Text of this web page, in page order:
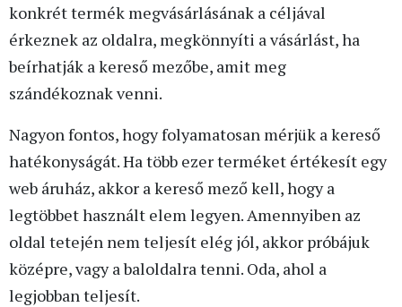
konkrét termék megvásárlásának a céljával
érkeznek az oldalra, megkönnyíti a vásárlást, ha
beírhatják a kereső mezőbe, amit meg
szándékoznak venni.
Nagyon fontos, hogy folyamatosan mérjük a kereső
hatékonyságát. Ha több ezer terméket értékesít egy
web áruház, akkor a kereső mező kell, hogy a
legtöbbet használt elem legyen. Amennyiben az
oldal tetején nem teljesít elég jól, akkor próbájuk
középre, vagy a baloldalra tenni. Oda, ahol a
legjobban teljesít.